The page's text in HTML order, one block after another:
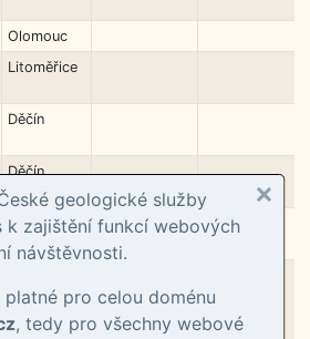
Olomouc
Litoměřice
Děčín
Děčín
Jeseník
geologické služby
k zajištění funkcí webových
návštěvnosti.
pro celou doménu
, tedy pro všechny webové